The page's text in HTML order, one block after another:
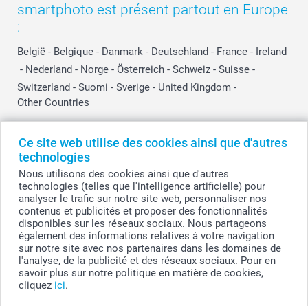
Ce site web utilise des cookies ainsi que d'autres
technologies
Nous utilisons des cookies ainsi que d'autres
technologies (telles que l'intelligence artificielle) pour
analyser le trafic sur notre site web, personnaliser nos
contenus et publicités et proposer des fonctionnalités
disponibles sur les réseaux sociaux. Nous partageons
également des informations relatives à votre navigation
sur notre site avec nos partenaires dans les domaines de
l'analyse, de la publicité et des réseaux sociaux. Pour en
savoir plus sur notre politique en matière de cookies,
cliquez ici.
smartphoto est présent partout en Europe
:
België - Belgique - Danmark - Deutschland - France - Ireland
- Nederland - Norge - Österreich - Schweiz - Suisse -
Switzerland - Suomi - Sverige - United Kingdom -
Other Countries
© smartphoto group. Tous droits réservés
smartphoto group SA.
Siège social : Kwatrechtsteenweg 160, 9230 Wetteren, Belgique
Numéro de TVA BE 0405.706.755
Numéro d'entreprise 0405.706.755.
Coordonnées bancaires: IBAN BE71 2850 2711 5569 - BIC: GEBABEBB
Tous les prix sont en EURO (€), TVA incluse et hors frais de port.